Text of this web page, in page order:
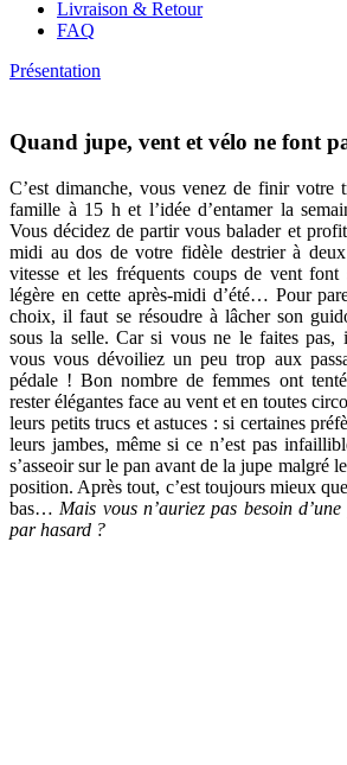
Livraison & Retour
FAQ
Présentation
Quand jupe, vent et vélo ne font
C’est dimanche, vous venez de finir votre
famille à 15 h et l’idée d’entamer la
Vous décidez de partir vous balader et
midi au dos de votre fidèle destrier à
vitesse et les fréquents coups de vent font
légère en cette après-midi d’été… Pour
choix, il faut se résoudre à lâcher son
sous la selle. Car si vous ne le faites pas,
vous vous dévoiliez un peu trop aux
pédale ! Bon nombre de femmes ont
rester élégantes face au vent et en toutes
leurs petits trucs et astuces : si certaines
leurs jambes, même si ce n’est pas
s’asseoir sur le pan avant de la jupe malgré
position. Après tout, c’est toujours mieux
bas… Mais vous n’auriez pas besoin
par hasard ?